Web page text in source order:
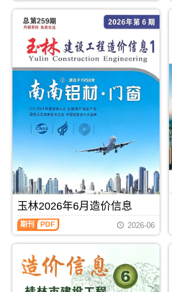
信
信
息)，
百
色
市
建
设
工
程
价
信
玉林2026年6月造价信息
玉
林
月
期刊 PDF 2026-06